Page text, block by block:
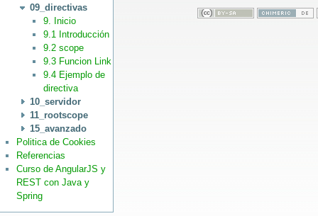
09_directivas
9. Inicio
9.1 Introducción
9.2 scope
9.3 Funcion Link
9.4 Ejemplo de
directiva
10_servidor
11_rootscope
15_avanzado
Politica de Cookies
Referencias
Curso de AngularJS y
REST con Java y
Spring